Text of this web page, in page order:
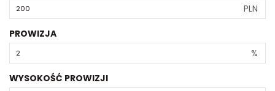
PLN
PROWIZJA
%
WYSOKOŚĆ PROWIZJI